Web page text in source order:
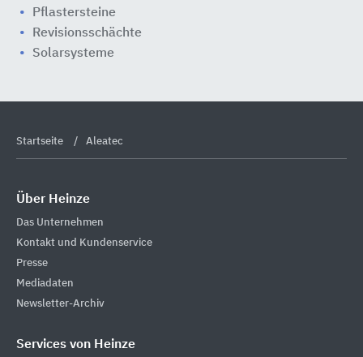
Pflastersteine
Revisionsschächte
Solarsysteme
Startseite Aleatec
Über Heinze
Das Unternehmen
Kontakt und Kundenservice
Presse
Mediadaten
Newsletter-Archiv
Services von Heinze